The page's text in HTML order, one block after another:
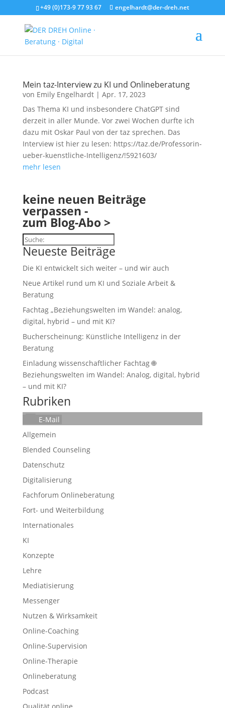
+49 (0)173-9 77 93 67 engelhardt@der-dreh.net
Mein taz-Interview zu KI und Onlineberatung
von Emily Engelhardt| Apr. 17, 2023
Das Thema KI und insbesondere ChatGPT sind
derzeit in aller Munde. Vor zwei Wochen durfte ich
dazu mit Oskar Paul von der taz sprechen. Das
Interview ist hier zu lesen: https://taz.de/Professorin-
ueber-kuenstliche-Intelligenz/!5921603/
mehr lesen
keine neuen Beiträge
verpassen -
zum Blog-Abo >
Suchen
Neueste Beiträge
Die KI entwickelt sich weiter – und wir auch
Neue Artikel rund um KI und Soziale Arbeit &
Beratung
Fachtag „Beziehungswelten im Wandel: analog,
digital, hybrid – und mit KI?
Bucherscheinung: Künstliche Intelligenz in der
Beratung
Einladung wissenschaftlicher Fachtag 🌐
Beziehungswelten im Wandel: Analog, digital, hybrid
– und mit KI?
Rubriken
E-Mail
Allgemein
Blended Counseling
Datenschutz
Digitalisierung
Fachforum Onlineberatung
Fort- und Weiterbildung
Internationales
KI
Konzepte
Lehre
Mediatisierung
Messenger
Nutzen & Wirksamkeit
Online-Coaching
Online-Supervision
Online-Therapie
Onlineberatung
Podcast